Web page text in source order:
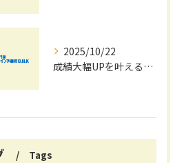
2025/10/22
成績大幅UPを叶える秋の効率学習法
Tags